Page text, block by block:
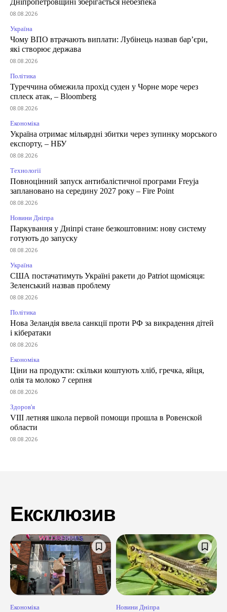
Дніпропетровщині зберігається небезпека
08.08.2026
Україна
Чому ВПО втрачають виплати: Лубінець назвав бар’єри,
які створює держава
08.08.2026
Політика
Туреччина обмежила прохід суден у Чорне море через
сплеск атак, – Bloomberg
08.08.2026
Економіка
Україна отримає мільярдні збитки через зупинку морського
експорту, – НБУ
08.08.2026
Технології
Повноцінний запуск антибалістичної програми Freyja
заплановано на середину 2027 року – Fire Point
08.08.2026
Новини Дніпра
Паркування у Дніпрі стане безкоштовним: нову систему
готують до запуску
08.08.2026
Україна
США постачатимуть Україні ракети до Patriot щомісяця:
Зеленський назвав проблему
08.08.2026
Політика
Нова Зеландія ввела санкції проти РФ за викрадення дітей
і кібератаки
08.08.2026
Економіка
Ціни на продукти: скільки коштують хліб, гречка, яйця,
олія та молоко 7 серпня
08.08.2026
Здоров'я
VIII летняя школа первой помощи прошла в Ровенской
области
08.08.2026
Ексклюзив
Економіка Новини Дніпра